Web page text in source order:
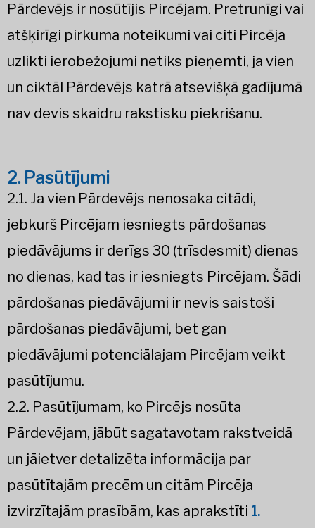
Pārdevējs ir nosūtījis Pircējam. Pretrunīgi vai
atšķirīgi pirkuma noteikumi vai citi Pircēja
uzlikti ierobežojumi netiks pieņemti, ja vien
un ciktāl Pārdevējs katrā atsevišķā gadījumā
nav devis skaidru rakstisku piekrišanu.
2. Pasūtījumi
2.1. Ja vien Pārdevējs nenosaka citādi,
jebkurš Pircējam iesniegts pārdošanas
piedāvājums ir derīgs 30 (trīsdesmit) dienas
no dienas, kad tas ir iesniegts Pircējam. Šādi
pārdošanas piedāvājumi ir nevis saistoši
pārdošanas piedāvājumi, bet gan
piedāvājumi potenciālajam Pircējam veikt
pasūtījumu.
2.2. Pasūtījumam, ko Pircējs nosūta
Pārdevējam, jābūt sagatavotam rakstveidā
un jāietver detalizēta informācija par
pasūtītajām precēm un citām Pircēja
izvirzītajām prasībām, kas aprakstīti 1.